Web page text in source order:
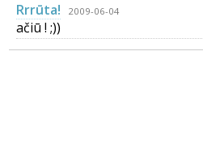
Rrrūta!
2009-06-04
ačiū ! ;))